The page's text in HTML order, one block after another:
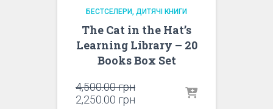
БЕСТСЕЛЕРИ ДИТЯЧІ КНИГИ
The Cat in the Hat’s
Learning Library – 20
Books Box Set
4,500.00грнОригінальна
2,250.00 грн